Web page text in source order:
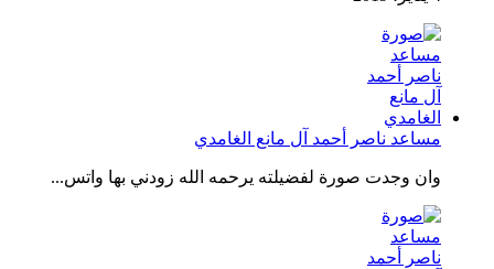
مساعد ناصر أحمد آل مانع الغامدي
وان وجدت صورة لفضيلته يرحمه الله زودني بها واتس...